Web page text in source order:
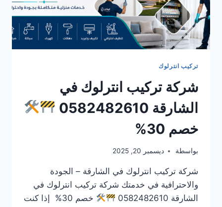
تركيب انترلوك
شركة تركيب انترلوك في
الشارقة 0582482610
خصم 30%
بواسطة ديسمبر 20, 2025
شركة تركيب انترلوك في الشارقة – الجودة
والاحترافية في خدمتك شركة تركيب انترلوك في
الشارقة 0582482610
خصم 30% إذا كنت